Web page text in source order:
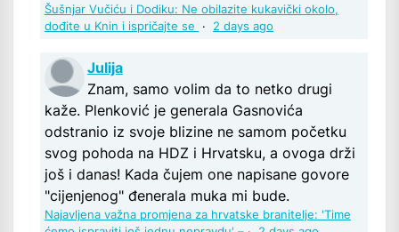
Šušnjar Vučiću i Dodiku: Ne obilazite kukavički okolo,
dođite u Knin i ispričajte se
· 2 days ago
Julija
Znam, samo volim da to netko drugi
kaže. Plenković je generala Gasnovića
odstranio iz svoje blizine ne samom početku
svog pohoda na HDZ i Hrvatsku, a ovoga drži
još i danas! Kada čujem one napisane govore
"cijenjenog" đenerala muka mi bude.
Najavljena važna promjena za hrvatske branitelje: 'Time